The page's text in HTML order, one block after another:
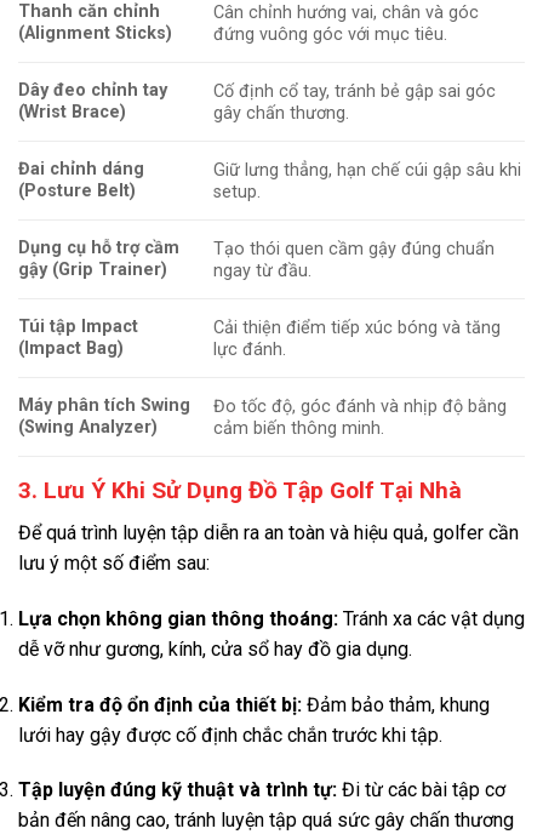
Thanh căn chỉnh
(Alignment Sticks)
Cân chỉnh hướng vai, chân và góc
đứng vuông góc với mục tiêu.
Dây đeo chỉnh tay
(Wrist Brace)
Cố định cổ tay, tránh bẻ gập sai góc
gây chấn thương.
Đai chỉnh dáng
(Posture Belt)
Giữ lưng thẳng, hạn chế cúi gập sâu khi
setup.
Dụng cụ hỗ trợ cầm
gậy (Grip Trainer)
Tạo thói quen cầm gậy đúng chuẩn
ngay từ đầu.
Túi tập Impact
(Impact Bag)
Cải thiện điểm tiếp xúc bóng và tăng
lực đánh.
Máy phân tích Swing
(Swing Analyzer)
Đo tốc độ, góc đánh và nhịp độ bằng
cảm biến thông minh.
3. Lưu Ý Khi Sử Dụng Đồ Tập Golf Tại Nhà
Để quá trình luyện tập diễn ra an toàn và hiệu quả, golfer cần
lưu ý một số điểm sau:
Lựa chọn không gian thông thoáng: Tránh xa các vật dụng
dễ vỡ như gương, kính, cửa sổ hay đồ gia dụng.
Kiểm tra độ ổn định của thiết bị: Đảm bảo thảm, khung
lưới hay gậy được cố định chắc chắn trước khi tập.
Tập luyện đúng kỹ thuật và trình tự: Đi từ các bài tập cơ
bản đến nâng cao, tránh luyện tập quá sức gây chấn thương